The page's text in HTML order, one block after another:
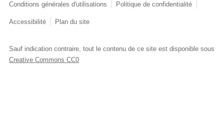
Conditions générales d'utilisations Politique de confidentialité
Accessibilité Plan du site
Sauf indication contraire, tout le contenu de ce site est disponible sous
Creative Commons CC0